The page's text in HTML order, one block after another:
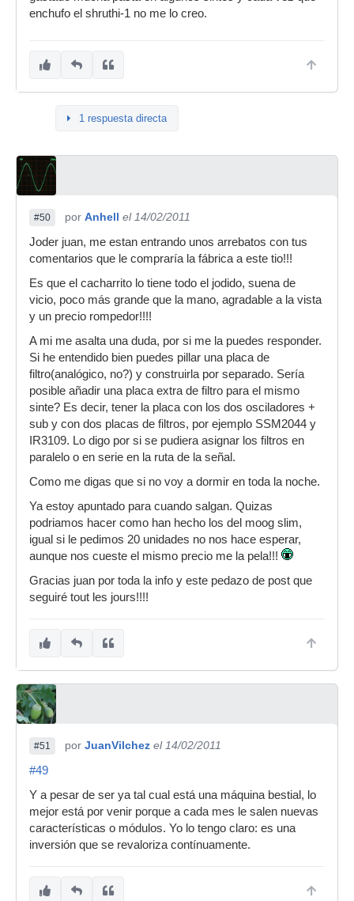
enchufo el shruthi-1 no me lo creo.
1 respuesta directa
#50 por Anhell el 14/02/2011
Joder juan, me estan entrando unos arrebatos con tus
comentarios que le compraría la fábrica a este tio!!!
Es que el cacharrito lo tiene todo el jodido, suena de
vicio, poco más grande que la mano, agradable a la vista
y un precio rompedor!!!!
A mi me asalta una duda, por si me la puedes responder.
Si he entendido bien puedes pillar una placa de
filtro(analógico, no?) y construirla por separado. Sería
posible añadir una placa extra de filtro para el mismo
sinte? Es decir, tener la placa con los dos osciladores +
sub y con dos placas de filtros, por ejemplo SSM2044 y
IR3109. Lo digo por si se pudiera asignar los filtros en
paralelo o en serie en la ruta de la señal.
Como me digas que si no voy a dormir en toda la noche.
Ya estoy apuntado para cuando salgan. Quizas
podriamos hacer como han hecho los del moog slim,
igual si le pedimos 20 unidades no nos hace esperar,
aunque nos cueste el mismo precio me la pela!!!
Gracias juan por toda la info y este pedazo de post que
seguiré tout les jours!!!!
#51 por JuanVilchez el 14/02/2011
#49
Y a pesar de ser ya tal cual está una máquina bestial, lo
mejor está por venir porque a cada mes le salen nuevas
características o módulos. Yo lo tengo claro: es una
inversión que se revaloriza contínuamente.